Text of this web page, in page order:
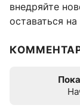
внедряйте
оставаться